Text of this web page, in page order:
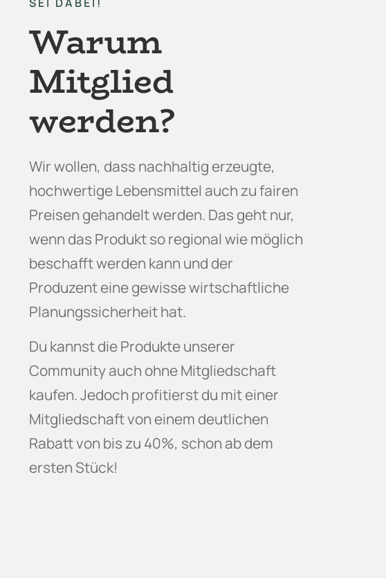
SEI DABEI!
Warum
Mitglied
werden?
Wir wollen, dass nachhaltig erzeugte,
hochwertige Lebensmittel auch zu fairen
Preisen gehandelt werden. Das geht nur,
wenn das Produkt so regional wie möglich
beschafft werden kann und der
Produzent eine gewisse wirtschaftliche
Planungssicherheit hat.
Du kannst die Produkte unserer
Community auch ohne Mitgliedschaft
kaufen. Jedoch profitierst du mit einer
Mitgliedschaft von einem deutlichen
Rabatt von bis zu 40%, schon ab dem
ersten Stück!